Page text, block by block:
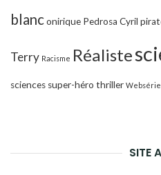
blanconirique Pedrosa Cyril
Terry Racisme Réaliste
sciences super-héro thriller Websérie
SITE